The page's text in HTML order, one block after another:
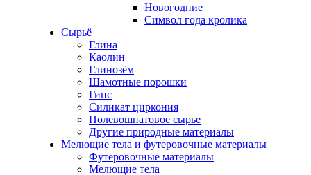
Новогодние
Символ года кролика
Сырьё
Глина
Каолин
Глинозём
Шамотные порошки
Гипс
Силикат циркония
Полевошпатовое сырье
Другие природные материалы
Мелющие тела и футеровочные материалы
Футеровочные материалы
Мелющие тела